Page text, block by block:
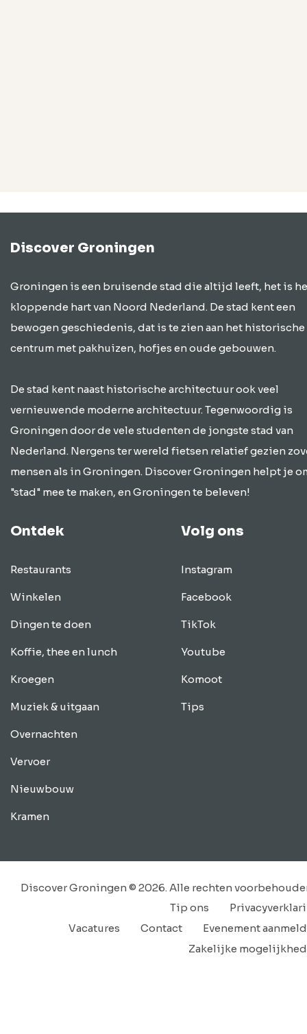
Discover Groningen
Groningen is een bruisende stad die altijd leeft, het is
kloppende hart van Noord Nederland. De stad kent een
bewogen geschiedenis, dat is te zien aan het historische
centrum met pakhuizen, hofjes en oude gebouwen.
De stad kent naast historische architectuur ook veel
vernieuwende moderne architectuur. Tegenwoordig is
Groningen door de vele studenten de jongste stad van
Nederland. Nergens ter wereld fietsen relatief gezien
mensen als in Groningen. Discover Groningen helpt je
"stad" mee te maken, en Groningen te beleven!
Ontdek
Restaurants
Winkelen
Dingen te doen
Koffie, thee en lunch
Kroegen
Muziek & uitgaan
Overnachten
Vervoer
Nieuwbouw
Kramen
Volg ons
Instagram
Facebook
TikTok
Youtube
Komoot
Tips
Discover Groningen © 2026. Alle rechten
Tip ons
Evenement
Contact
Vacatures
Zakelijke